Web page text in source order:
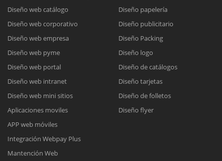
Diseño web catálogo
Diseño web corporativo
Diseño web empresa
Diseño web pyme
Diseño web portal
Diseño web intranet
Diseño web mini sitios
Aplicaciones moviles
APP web móviles
Integración Webpay Plus
Mantención Web
Diseño papelería
Diseño publicitario
Diseño Packing
Diseño logo
Diseño de catálogos
Diseño tarjetas
Diseño de folletos
Diseño flyer